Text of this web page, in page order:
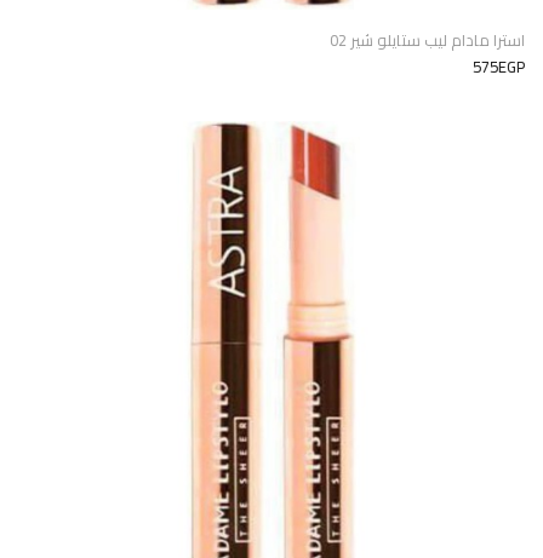
استرا مادام ليب ستايلو شير 02
575EGP